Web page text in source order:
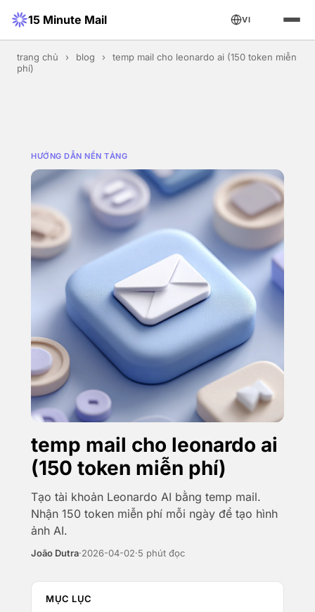
15 Minute Mail VI
trang chủ › blog ›
temp mail cho leonardo ai (150 token miễn
phí)
HƯỚNG DẪN NỀN TẢNG
temp mail cho leonardo ai
(150 token miễn phí)
Tạo tài khoản Leonardo AI bằng temp mail.
Nhận 150 token miễn phí mỗi ngày để tạo hình
ảnh AI.
João Dutra·2026-04-02·5 phút đọc
MỤC LỤC